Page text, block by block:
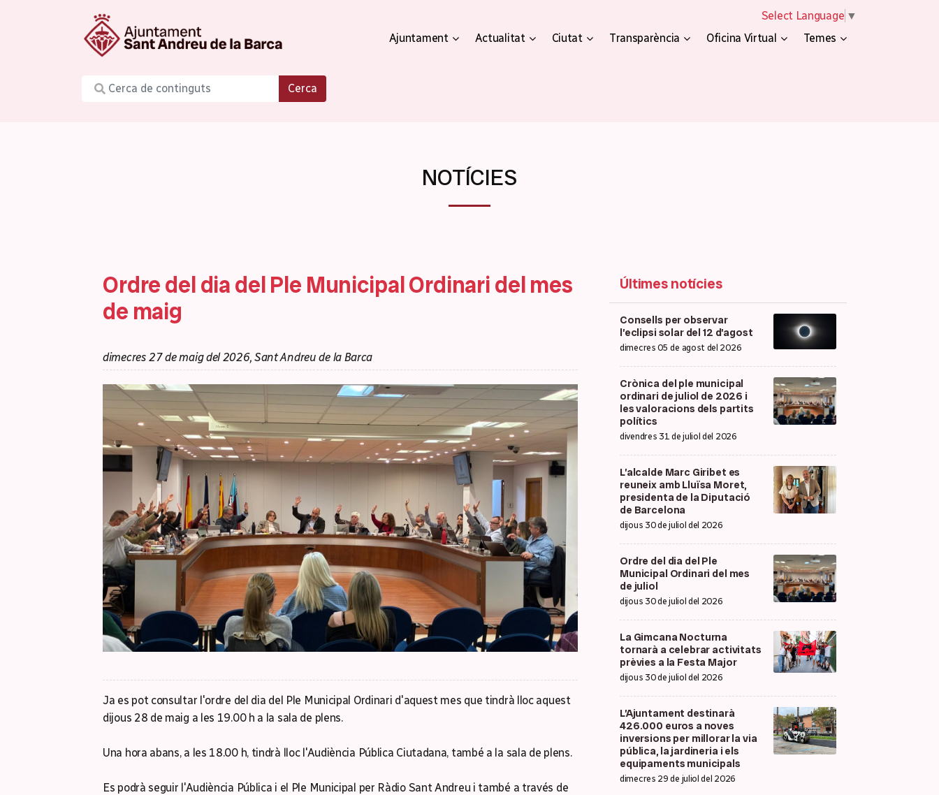
Select Language ▼
Cerca
Ajuntament Actualitat Ciutat Transparència Oficina Virtual Temes
NOTÍCIES
Ordre del dia del Ple Municipal Ordinari del mes
de maig
dimecres 27 de maig del 2026, Sant Andreu de la Barca
Ja es pot consultar l'ordre del dia del Ple Municipal Ordinari d'aquest mes que tindrà lloc aquest
dijous 28 de maig a les 19.00 h a la sala de plens.
Una hora abans, a les 18.00 h, tindrà lloc l'Audiència Pública Ciutadana, també a la sala de plens.
Es podrà seguir l'Audiència Pública i el Ple Municipal per Ràdio Sant Andreu i també a través de
Últimes notícies
Consells per observar
l’eclipsi solar del 12 d’agost
dimecres 05 de agost del 2026
Crònica del ple municipal
ordinari de juliol de 2026 i
les valoracions dels partits
polítics
divendres 31 de juliol del 2026
L’alcalde Marc Giribet es
reuneix amb Lluïsa Moret,
presidenta de la Diputació
de Barcelona
dijous 30 de juliol del 2026
Ordre del dia del Ple
Municipal Ordinari del mes
de juliol
dijous 30 de juliol del 2026
La Gimcana Nocturna
tornarà a celebrar activitats
prèvies a la Festa Major
dijous 30 de juliol del 2026
L’Ajuntament destinarà
426.000 euros a noves
inversions per millorar la via
pública, la jardineria i els
equipaments municipals
dimecres 29 de juliol del 2026